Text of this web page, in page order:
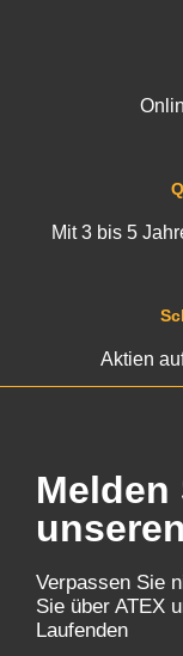
Aktien
Mit 3 bis 5
Verpassen Sie
Sie über ATEX
Laufenden